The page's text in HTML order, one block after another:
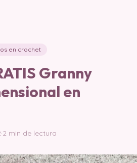
en crochet
Granny
en
·2 min de lectura